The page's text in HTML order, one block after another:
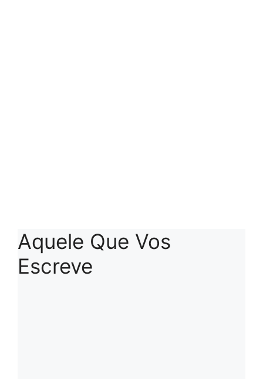
Aquele Que Vos
Escreve